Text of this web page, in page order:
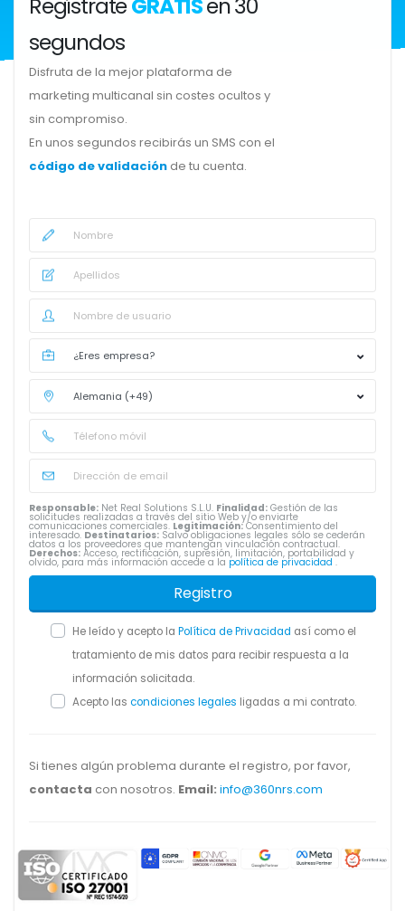
segundos
Disfruta de la mejor plataforma de
marketing multicanal sin costes ocultos y
sin compromiso.
En unos segundos recibirás un SMS con el
código de validación de tu cuenta.
Responsable: Net Real Solutions S.L.U. Finalidad: Gestión de las
solicitudes realizadas a través del sitio Web y/o enviarte
comunicaciones comerciales. Legitimación:Consentimiento del
interesado. Destinatarios: Salvo obligaciones legales sólo se cederán
datos a los proveedores que mantengan vinculación contractual.
Derechos: Acceso, rectificación, supresión, limitación, portabilidad y
olvido, para más información accede a la política de privacidad .
Registro
He leído y acepto la Política de Privacidad así como el
tratamiento de mis datos para recibir respuesta a la
información solicitada.
Acepto las condiciones legales ligadas a mi contrato.
Si tienes algún problema durante el registro, por favor,
contacta con nosotros. Email: info@360nrs.com